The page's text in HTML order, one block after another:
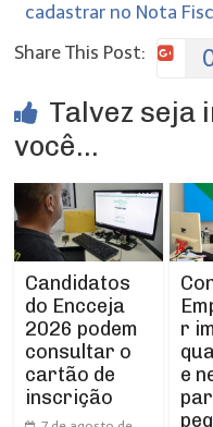
cadastrar no Nota
Share This Post:
Talvez seja
você...
Candidatos
do Encceja
2026 podem
consultar o
cartão de
inscrição
r
e